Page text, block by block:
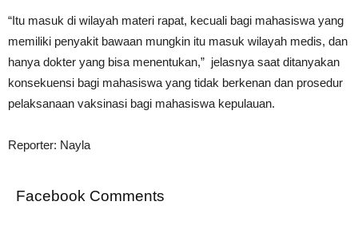
“Itu masuk di wilayah materi rapat, kecuali bagi mahasiswa yang
memiliki penyakit bawaan mungkin itu masuk wilayah medis, dan
hanya dokter yang bisa menentukan,” jelasnya saat ditanyakan
konsekuensi bagi mahasiswa yang tidak berkenan dan prosedur
pelaksanaan vaksinasi bagi mahasiswa kepulauan.
Reporter: Nayla
Facebook Comments